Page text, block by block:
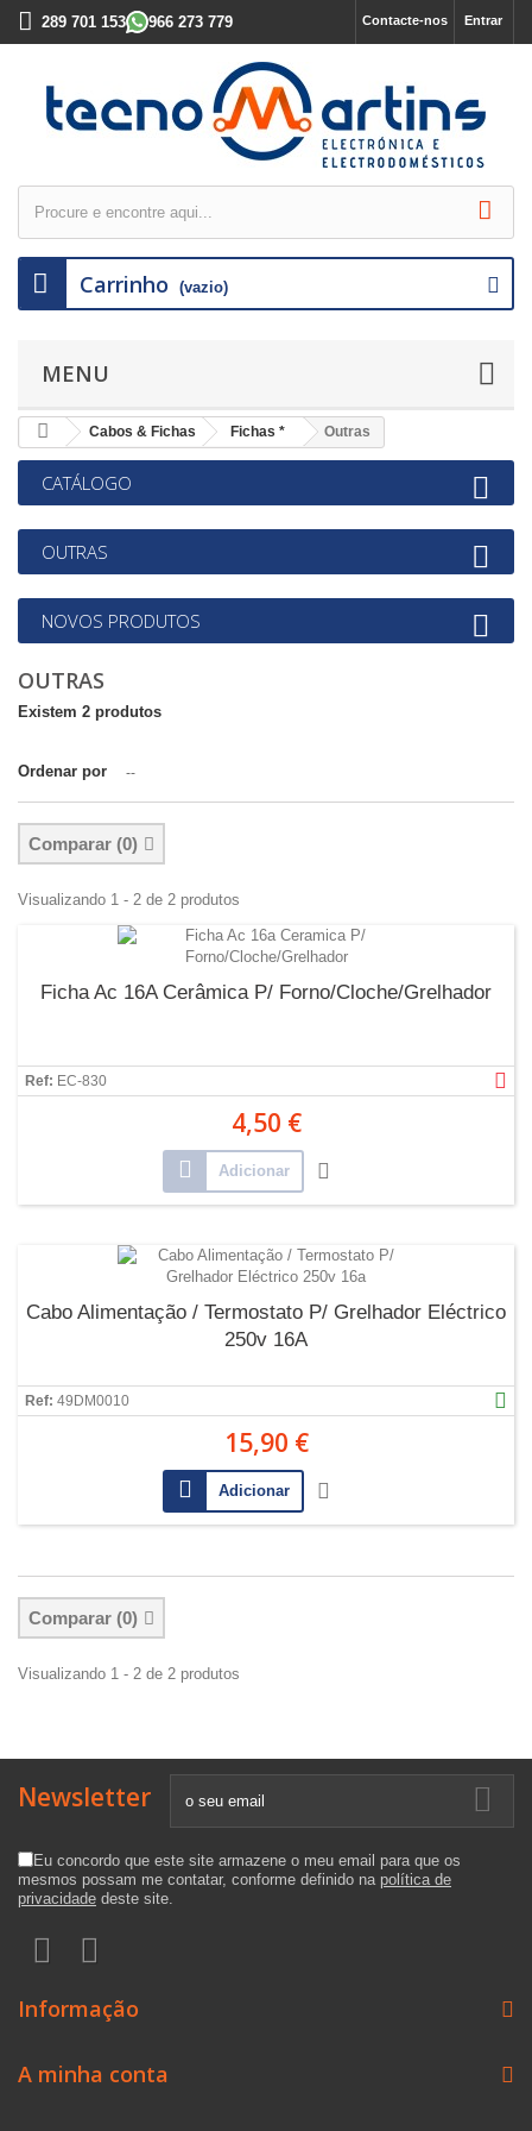
Entrar
Contacte-nos
289 701 153 966 273 779
Carrinho (vazio)
MENU
Cabos & Fichas Fichas * Outras
CATÁLOGO
OUTRAS
NOVOS PRODUTOS
OUTRAS
Existem 2 produtos
Ordenar por --
Comparar (0)
Visualizando 1 - 2 de 2 produtos
Ficha Ac 16A Cerâmica P/ Forno/Cloche/Grelhador
Ref: EC-830
4,50 €
Adicionar
Cabo Alimentação / Termostato P/ Grelhador Eléctrico
250v 16A
Ref: 49DM0010
15,90 €
Adicionar
Comparar (0)
Visualizando 1 - 2 de 2 produtos
Newsletter
Eu concordo que este site armazene o meu email para que os
mesmos possam me contatar, conforme definido na política de
privacidade deste site.
Informação
A minha conta